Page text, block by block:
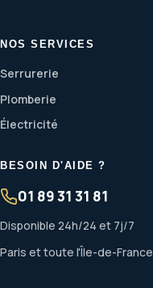
NOS SERVICES
Serrurerie
Plomberie
Électricité
BESOIN D'AIDE ?
01 89 31 31 81
Disponible 24h/24 et 7j/7
Paris et toute l'Île-de-France